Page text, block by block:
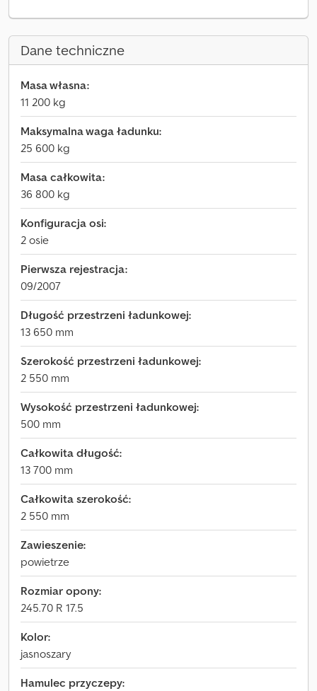
Dane techniczne
Masa własna:
11 200 kg
Maksymalna waga ładunku:
25 600 kg
Masa całkowita:
36 800 kg
Konfiguracja osi:
2 osie
Pierwsza rejestracja:
09/2007
Długość przestrzeni ładunkowej:
13 650 mm
Szerokość przestrzeni ładunkowej:
2 550 mm
Wysokość przestrzeni ładunkowej:
500 mm
Całkowita długość:
13 700 mm
Całkowita szerokość:
2 550 mm
Zawieszenie:
powietrze
Rozmiar opony:
245.70 R 17.5
Kolor:
jasnoszary
Hamulec przyczepy: